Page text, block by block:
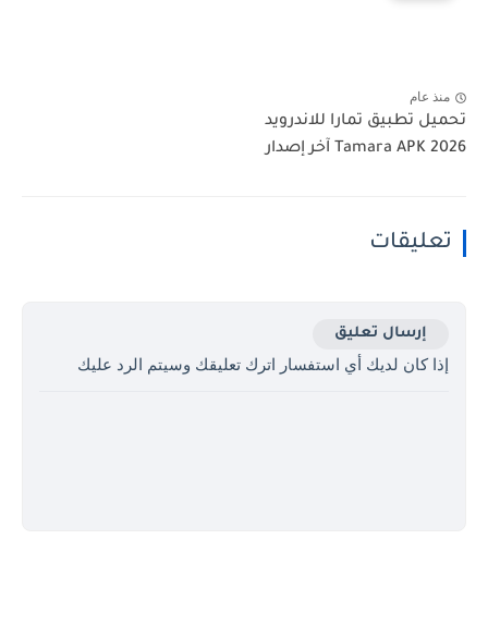
منذ عام
تحميل تطبيق تمارا للاندرويد
Tamara APK 2026 آخر إصدار
تعليقات
إرسال تعليق
إذا كان لديك أي استفسار اترك تعليقك وسيتم الرد عليك